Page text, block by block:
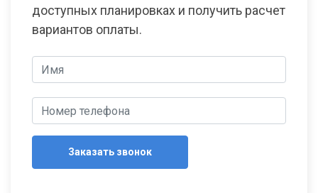
доступных планировках и получить расчет
вариантов оплаты.
Заказать звонок